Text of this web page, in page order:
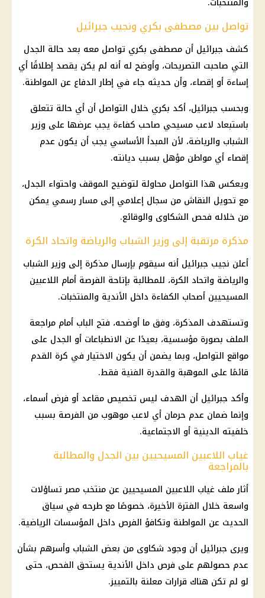
تواصل بين مصطفى بكري ونجيب جبرائيل
كشف جبرائيل أن مصطفى بكري تواصل معه بعد حالة الجدل
التي صاحبت التصريحات، وأوضح له أنه لم يكن يقصد إطلاقًا أي
إساءة أو إقصاء، وأن حديثه جاء في إطار الدفاع عن المواطنة.
وبحسب جبرائيل، أكد بكري خلال التواصل أن أي حالة تتعلق
باستبعاد لاعب مسيحي صاحب كفاءة يجب عرضها على وزير
الشباب والرياضة، لأن المبدأ الأساسي يجب أن يكون عدم
إقصاء أي مواطن مؤهل بسبب ديانته.
ويعكس هذا التواصل محاولة لتوضيح الموقف واحتواء الجدل،
مع تحويل النقاش من سجال إعلامي إلى مسار رسمي يمكن
من خلاله فحص الشكاوى والوقائع.
مذكرة مرتقبة إلى وزير الشباب والرياضة واتحاد الكرة
أعلن نجيب جبرائيل أنه سيقوم بإرسال مذكرة إلى وزير الشباب
والرياضة واتحاد الكرة، للمطالبة بإتاحة الفرصة أمام اللاعبين
المسيحيين أصحاب الكفاءة داخل الأندية والمنتخبات.
وتستهدف المذكرة، وفق ما أوضحه، فتح الباب أمام مراجعة
الملف بصورة مؤسسية، بعيدًا عن الانطباعات أو الجدل على
مواقع التواصل، وبما يضمن أن يكون الاختيار في كرة القدم
قائمًا على الموهبة والقدرة الفنية فقط.
وأكد جبرائيل أن الهدف ليس تخصيص مقاعد أو فرض أسماء،
وإنما ضمان عدم حرمان أي لاعب موهوب من الفرصة بسبب
خلفيته الدينية أو الاجتماعية.
غياب اللاعبين المسيحيين بين الجدل والمطالبة
بالمراجعة
أثار ملف غياب اللاعبين المسيحيين عن منتخب مصرتساؤلات
واسعة خلال الفترة الأخيرة، خصوصًا مع طرحه في سياق
الحديث عن المواطنة وتكافؤ الفرص داخل المؤسسات الرياضية.
ويرى جبرائيل أن وجود شكاوى من بعض الشباب وأسرهم بشأن
عدم حصولهم على فرص داخل الأندية يستحق الفحص، حتى
لو لم تكن هناك قرارات معلنة بالتمييز.